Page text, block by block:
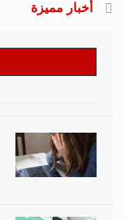
أخبار مميزة